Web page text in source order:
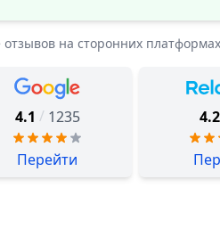
отзывов на сторонних платформах
4.1 / 1235
Перейти
4.2